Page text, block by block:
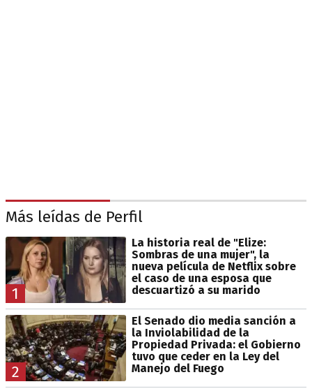
Más leídas de Perfil
1
La historia real de "Elize:
Sombras de una mujer", la
nueva película de Netflix sobre
el caso de una esposa que
descuartizó a su marido
2
El Senado dio media sanción a
la Inviolabilidad de la
Propiedad Privada: el Gobierno
tuvo que ceder en la Ley del
Manejo del Fuego